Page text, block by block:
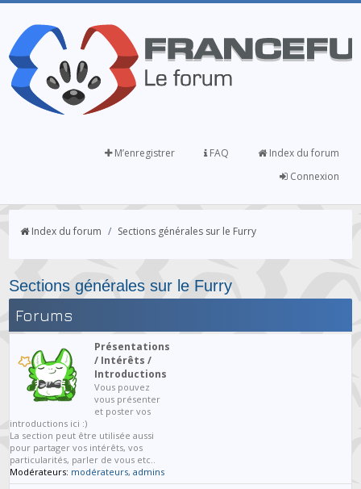
Index du forum
FAQ
M’enregistrer
Connexion
Index du forum / Sections générales sur le Furry
Sections générales sur le Furry
Forums
Présentations
/ Intérêts /
Introductions
Vous pouvez
vous présenter
et poster vos
introductions ici :)
La section peut être utilisée aussi
pour partager vos intérêts, vos
particularités, parler de vous etc..
Modérateurs: modérateurs,admins